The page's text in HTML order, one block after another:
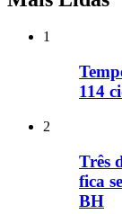
1
114
2
Três
fica
BH